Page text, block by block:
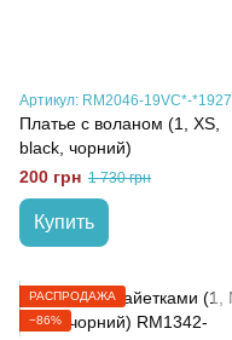
Артикул: RM2046-19VC*-*1927
Платье с воланом (1, XS,
black, чорний)
200 грн 1 730 грн
Купить
РАСПРОДАЖА
−86%